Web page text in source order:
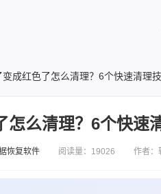
成红色了怎么清理？6个快速清理
么清理？6个快速
恢复软件 阅读量：19026 作者：